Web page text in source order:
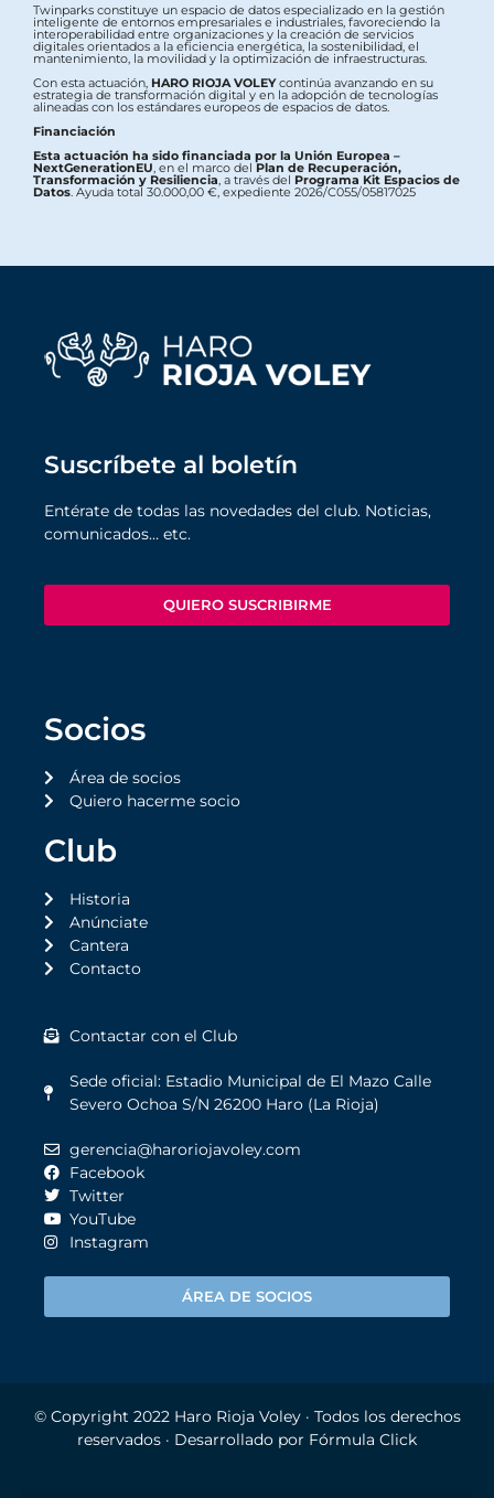
Twinparks constituye un espacio de datos especializado en la gestión
inteligente de entornos empresariales e industriales, favoreciendo la
interoperabilidad entre organizaciones y la creación de servicios
digitales orientados a la eficiencia energética, la sostenibilidad, el
mantenimiento, la movilidad y la optimización de infraestructuras.
Con esta actuación, HARO RIOJA VOLEYcontinúa avanzando en su
estrategia de transformación digital y en la adopción de tecnologías
alineadas con los estándares europeos de espacios de datos.
Financiación
Esta actuación ha sido financiada por la Unión Europea –
NextGenerationEU, en el marco del Plan de Recuperación,
Transformación y Resiliencia, a través del Programa Kit Espacios de
Datos. Ayuda total 30.000,00 €, expediente 2026/C055/05817025
Suscríbete al boletín
Entérate de todas las novedades del club. Noticias,
comunicados… etc.
QUIERO SUSCRIBIRME
Socios
Área de socios
Quiero hacerme socio
Club
Historia
Anúnciate
Cantera
Contacto
Contactar con el Club
Sede oficial: Estadio Municipal de El Mazo Calle
Severo Ochoa S/N 26200 Haro (La Rioja)
gerencia@haroriojavoley.com
Facebook
Twitter
YouTube
Instagram
ÁREA DE SOCIOS
© Copyright 2022 Haro Rioja Voley· Todos los derechos
reservados · Desarrollado por Fórmula Click